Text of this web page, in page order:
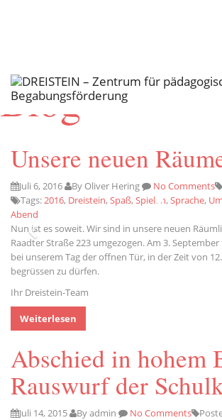
Blog
Unsere neuen
Juli 6, 2016 By Oliver Hering No Comments
Tags:2016, Dreistein, Spaß, Spielen, Sprache,
Abend
Nun ist es soweit. Wir sind in unsere neuen
Raadter Straße 223 umgezogen. Am 3.
bei unserem Tag der offnen Tür, in der Zeit von
begrüssen zu dürfen.
Ihr Dreistein-Team
Weiterlesen
Abschied in hohem
Rauswurf der
Juli 14, 2015 By admin No Comments